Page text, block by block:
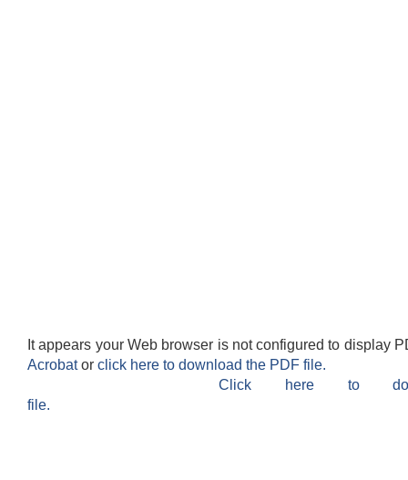
It appears your Web browser is not configured to display
Acrobator click here to download the PDF file.
Click here to
file.